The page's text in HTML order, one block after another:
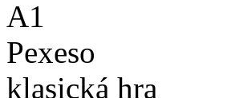
A1
Pexeso
klasická hra